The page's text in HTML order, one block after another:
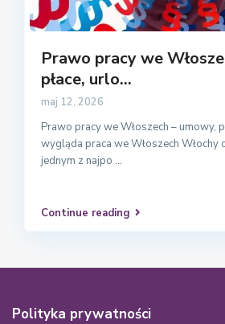
Prawo pracy we
płace, urlo...
maj 12, 2026
Prawo pracy we Włoszech – umowy,
wygląda praca we Włoszech Włochy
jednym z najpo ...
Continue reading
Polityka prywatności